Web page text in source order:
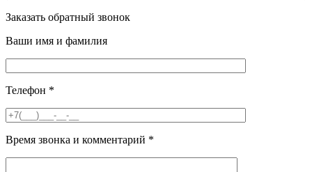
Заказать обратный звонок
Ваши имя и фамилия
Телефон *
Время звонка и комментарий *